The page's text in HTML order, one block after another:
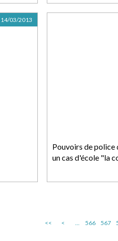
14/03/2013
Pouvoirs de police
un cas d'école "la
<< < ... 566 567